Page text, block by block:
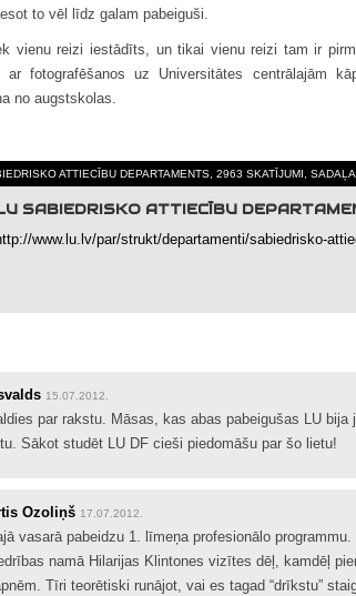
to vēl līdz galam pabeiguši.
vienu reizi iestādīts, un tikai vienu reizi tam ir
ar fotografēšanos uz Universitātes centrālajām
no augstskolas.
ATTIECĪBU DEPARTAMENTS, 2963 SKATĪJUMI, SADAĻA
SABIEDRISKO ATTIECĪBU
www.lu.lv/par/strukt/departamenti/sabiedrisko-
15.07.2012.
par rakstu. Māsas, kas abas pabeigušas LU bija
Sākot studēt LU DF cieši piedomāšu par šo lietu!
Ozoliņš 17.07.2012.
vasarā pabeidzu 1. līmeņa profesionālo
namā Hilarijas Klintones vizītes dēļ, kamdēļ
Tīri teorētiski runājot, vai es tagad “drīkstu”